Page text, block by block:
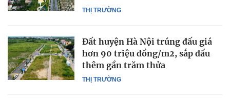
THỊ TRƯỜNG
THỊ TRƯỜNG
Đất huyện Hà Nội trúng đấu giá
hơn 90 triệu đồng/m2, sắp đấu
thêm gần trăm thửa